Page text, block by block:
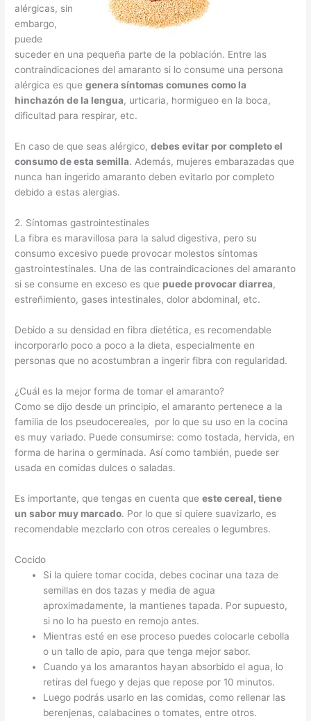
alérgicas, sin
embargo,
puede
suceder en una pequeña parte de la población. Entre las
contraindicaciones del amaranto si lo consume una persona
alérgica es quegenera síntomas comunes como la
hinchazón de la lengua, urticaria, hormigueo en la boca,
dificultad para respirar, etc.
En caso de que seas alérgico,debes evitar por completo el
consumo de esta semilla. Además, mujeres embarazadas que
nunca han ingerido amaranto deben evitarlo por completo
debido a estas alergias.
2. Síntomas gastrointestinales
La fibra es maravillosa para la salud digestiva, pero su
consumo excesivo puede provocar molestos síntomas
gastrointestinales. Una de las contraindicaciones del amaranto
si se consume en exceso es que puede provocar diarrea,
estreñimiento, gases intestinales, dolor abdominal, etc.
Debido a su densidad en fibra dietética, es recomendable
incorporarlo poco a poco a la dieta, especialmente en
personas que no acostumbran a ingerir fibra con regularidad.
¿Cuál es la mejor forma de tomar el amaranto?
Como se dijo desde un principio, el amaranto pertenece a la
familia de los pseudocereales, por lo que su uso en la cocina
es muy variado. Puede consumirse: como tostada, hervida, en
forma de harina o germinada. Así como también, puede ser
usada en comidas dulces o saladas.
Es importante, que tengas en cuenta queeste cereal, tiene
un sabor muy marcado. Por lo que si quiere suavizarlo, es
recomendable mezclarlo con otros cereales o legumbres.
Cocido
Si la quiere tomar cocida, debes cocinar una taza de
semillas en dos tazas y media de agua
aproximadamente, la mantienes tapada. Por supuesto,
si no lo ha puesto en remojo antes.
Mientras esté en ese proceso puedes colocarle cebolla
o un tallo de apio, para que tenga mejor sabor.
Cuando ya los amarantos hayan absorbido el agua, lo
retiras del fuego y dejas que repose por 10 minutos.
Luego podrás usarlo en las comidas, como rellenar las
berenjenas, calabacines o tomates, entre otros.